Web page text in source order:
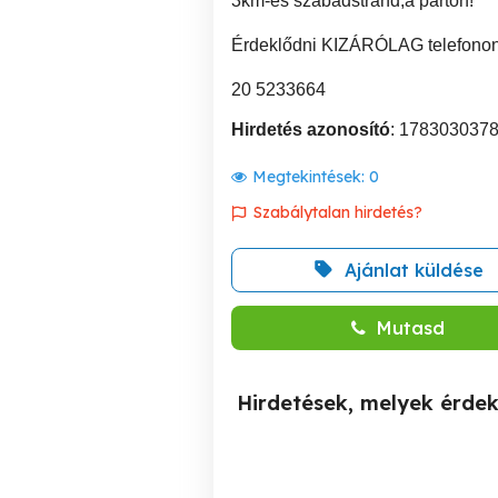
Érdeklődni KIZÁRÓLAG
20 5233664
Hirdetés azonosító: 1783030378
Megtekintések: 0
Szabálytalan hirdetés?
Ajánlat küldése
Mutasd
Hirdetések, melyek